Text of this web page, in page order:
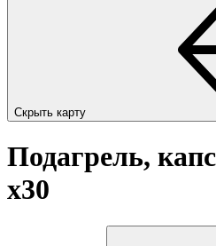
Скрыть карту
Подагрель,
x30